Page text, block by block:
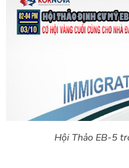
Hội Thảo EB-5